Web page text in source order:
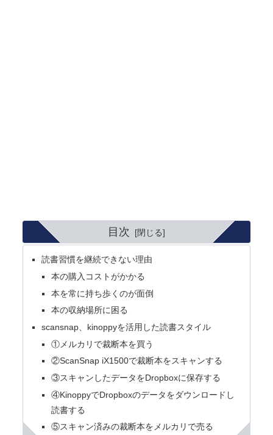
目次
読書習慣を継続できない理由
本の購入コストがかかる
本を常に持ち歩くのが面倒
本の収納場所に困る
scansnap、kinoppyを活用した読書スタイル
①メルカリで裁断本を買う
②ScanSnap iX1500で裁断本をスキャンする
③スキャンしたデータをDropboxに保存する
④KinoppyでDropboxのデータをダウンロードし
読書する
⑤スキャン済みの裁断本をメルカリで売る